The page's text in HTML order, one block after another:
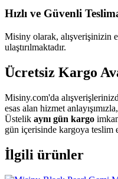
Hızlı ve Güvenli
Misiny olarak, alışverişinizin
ulaştırılmaktadır.
Ücretsiz Kargo
Misiny.com'da
esas alan hizmet
Üstelik aynı gün kargo
gün içerisinde kargoya teslim
İlgili ürünler